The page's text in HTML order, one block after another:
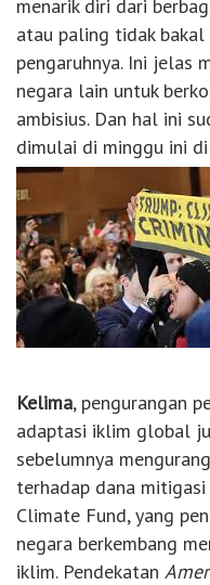
menarik diri dari
atau paling tidak
pengaruhnya. Ini jelas
negara lain untuk
ambisius. Dan hal ini
dimulai di minggu ini di
Kelima, pengurangan
adaptasi iklim global
sebelumnya
terhadap dana
Climate Fund, yang
negara berkembang
iklim. Pendekatan